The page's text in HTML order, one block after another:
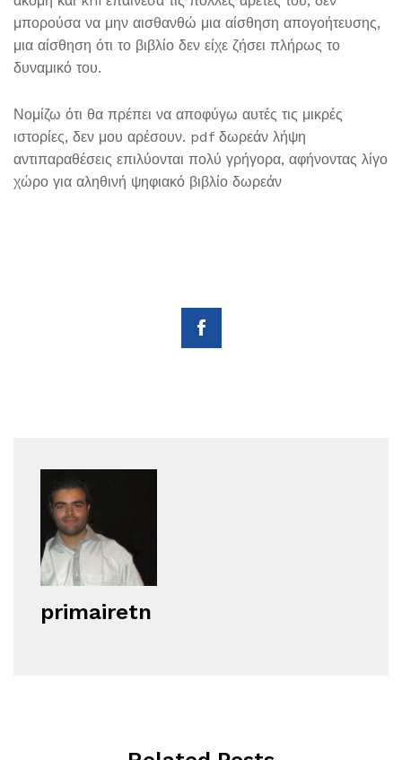
μπορούσα να μην αισθανθώ μια αίσθηση απογοήτευσης,
μια αίσθηση ότι το βιβλίο δεν είχε ζήσει πλήρως το
δυναμικό του.
Νομίζω ότι θα πρέπει να αποφύγω αυτές τις μικρές
ιστορίες, δεν μου αρέσουν. pdf δωρεάν λήψη
αντιπαραθέσεις επιλύονται πολύ γρήγορα, αφήνοντας λίγο
χώρο για αληθινή ψηφιακό βιβλίο δωρεάν
primairetn